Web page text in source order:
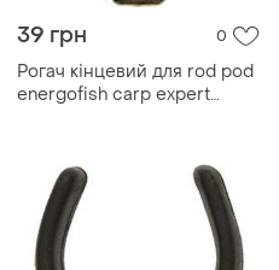
39 грн 0
Рогач кінцевий для rod pod
energofish carp expert